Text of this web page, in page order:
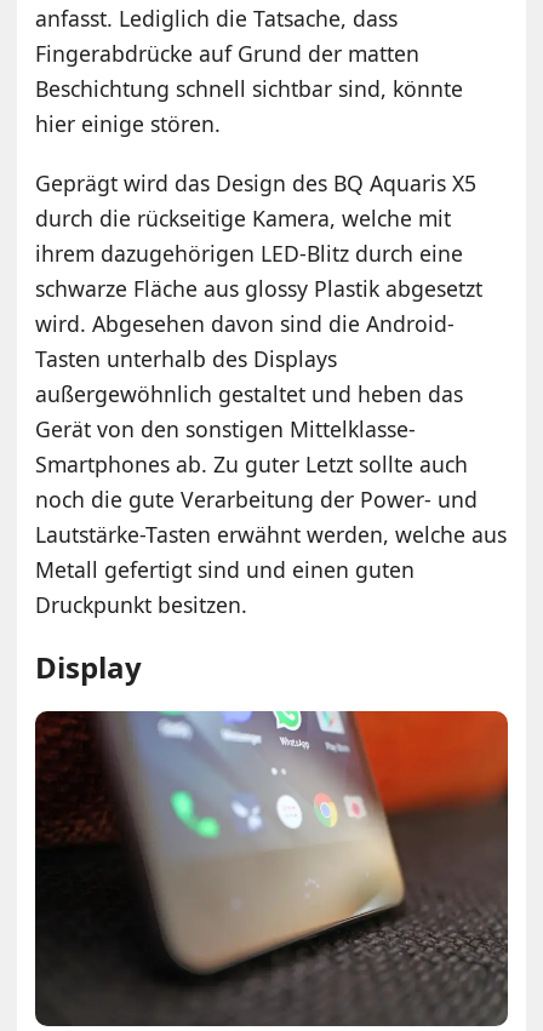
anfasst. Lediglich die Tatsache, dass
Fingerabdrücke auf Grund der matten
Beschichtung schnell sichtbar sind, könnte
hier einige stören.
Geprägt wird das Design des BQ Aquaris X5
durch die rückseitige Kamera, welche mit
ihrem dazugehörigen LED-Blitz durch eine
schwarze Fläche aus glossy Plastik abgesetzt
wird. Abgesehen davon sind die Android-
Tasten unterhalb des Displays
außergewöhnlich gestaltet und heben das
Gerät von den sonstigen Mittelklasse-
Smartphones ab. Zu guter Letzt sollte auch
noch die gute Verarbeitung der Power- und
Lautstärke-Tasten erwähnt werden, welche aus
Metall gefertigt sind und einen guten
Druckpunkt besitzen.
Display